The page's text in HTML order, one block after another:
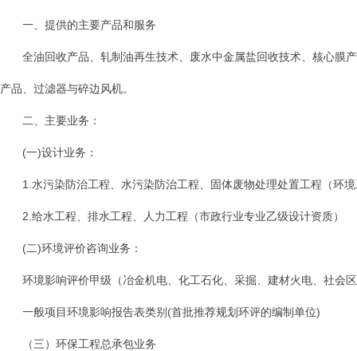
一、提供的主要产品和服务
全油回收产品、轧制油再生技术、废水中金属盐回收技术、核心膜
产品、过滤器与碎边风机。
二、主要业务：
(一)设计业务：
1.水污染防治工程、水污染防治工程、固体废物处理处置工程（环
2.给水工程、排水工程、人力工程（市政行业专业乙级设计资质）
(二)环境评价咨询业务：
环境影响评价甲级（冶金机电、化工石化、采掘、建材火电、社会
一般项目环境影响报告表类别(首批推荐规划环评的编制单位)
（三）环保工程总承包业务